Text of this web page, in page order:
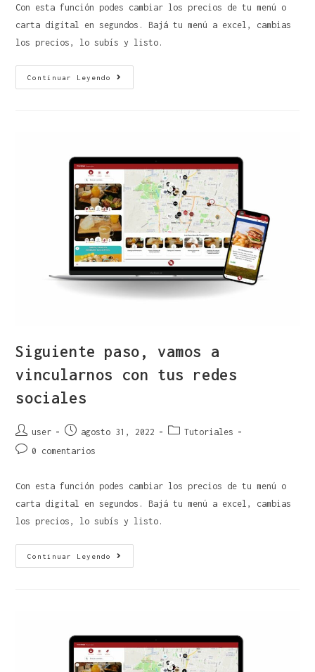
Con esta función podes cambiar los precios de tu menú o
carta digital en segundos. Bajá tu menú a excel, cambias
los precios, lo subís y listo.
Continuar Leyendo
Siguiente paso, vamos a
vincularnos con tus redes
sociales
user agosto 31, 2022
Tutoriales
0 comentarios
Con esta función podes cambiar los precios de tu menú o
carta digital en segundos. Bajá tu menú a excel, cambias
los precios, lo subís y listo.
Continuar Leyendo